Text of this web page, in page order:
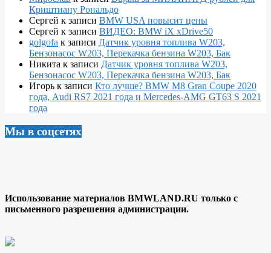
Криштиану Рональдо
Сергей к записи BMW USA повысит цены
Сергей к записи ВИДЕО: BMW iX xDrive50
golgofa к записи Датчик уровня топлива W203,
Бензонасос W203, Перекачка бензина W203, Бак
Никита к записи Датчик уровня топлива W203,
Бензонасос W203, Перекачка бензина W203, Бак
Игорь к записи Кто лучше? BMW M8 Gran Coupe 2020
года, Audi RS7 2021 года и Mercedes-AMG GT63 S 2021
года
Мы в соцсетях
Использование материалов BMWLAND.RU только с
письменного разрешения администрации.